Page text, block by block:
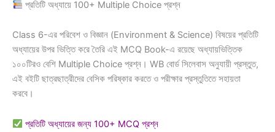
প্রতিটি অধ্যায়ে 100+ Multiple Choice প্রশ্ন
Class 6-এর পরিবেশ ও বিজ্ঞান (Environment & Science) বিষয়ের প্রতিটি
অধ্যায়ের উপর ভিত্তি করে তৈরি এই MCQ Book-এ রয়েছে অধ্যায়ভিত্তিক
১০০টিরও বেশি Multiple Choice প্রশ্ন। WB বোর্ড সিলেবাস অনুযায়ী প্রস্তুত,
এই বইটি ছাত্রছাত্রীদের বেসিক পরিষ্কার করতে ও পরীক্ষার প্রস্তুতিতে সহায়তা
করবে।
প্রতিটি অধ্যায়ের জন্য 100+ MCQ প্রশ্ন